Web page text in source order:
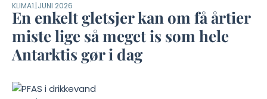
KLIMA1. JUNI 2026
En enkelt gletsjer kan om få årtier
miste lige så meget is som hele
Antarktis gør i dag